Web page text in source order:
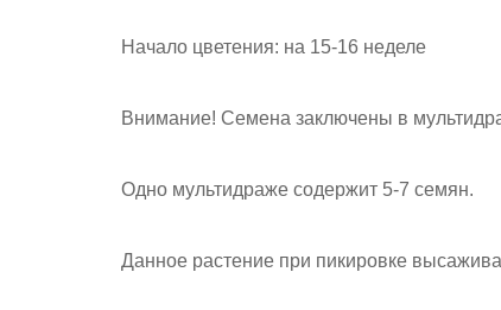
Начало цветения: на 15-16 неделе
Внимание! Семена заключены в
Одно мультидраже содержит 5-7 семян.
Данное растение при пикировке